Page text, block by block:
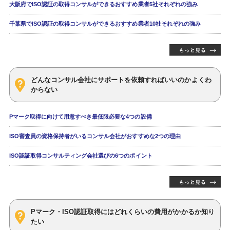
大阪府でISO認証の取得コンサルができるおすすめ業者5社それぞれの強み
千葉県でISO認証の取得コンサルができるおすすめ業者10社それぞれの強み
どんなコンサル会社にサポートを依頼すればいいのかよくわ
からない
Pマーク取得に向けて用意すべき最低限必要な4つの設備
ISO審査員の資格保持者がいるコンサル会社がおすすめな2つの理由
ISO認証取得コンサルティング会社選びの6つのポイント
Pマーク・ISO認証取得にはどれくらいの費用がかかるか知り
たい